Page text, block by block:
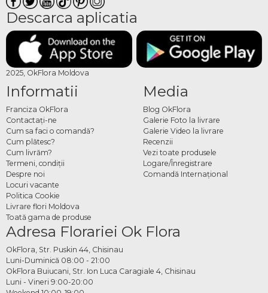
Descarca aplicatia
2025, OkFlora Moldova
Informatii
Franciza OkFlora
Contactaţi-ne
Cum sa faci o comandă?
Cum plătesc?
Cum livrăm?
Termeni, condiţii
Despre noi
Locuri vacante
Politica Cookie
Livrare flori Moldova
Toată gama de produse
Media
Blog OkFlora
Galerie Foto la livrare
Galerie Video la livrare
Recenzii
Vezi toate produsele
Logare/Înregistrare
Comandă Internațional
Adresa Florariei Ok Flora
OkFlora, Str. Puskin 44, Chisinau
Luni-Duminică 08:00 - 21:00
OkFlora Buiucani, Str. Ion Luca Caragiale 4, Chisinau
Luni - Vineri 9:00-20:00